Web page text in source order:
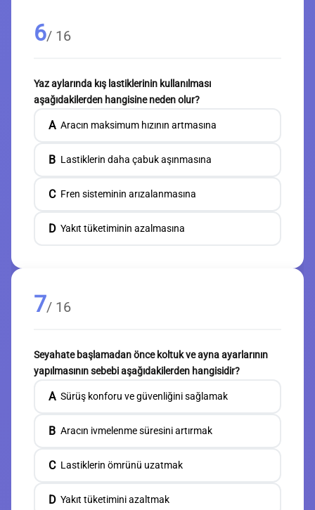
6/ 16
Yaz aylarında kış lastiklerinin kullanılması
aşağıdakilerden hangisine neden olur?
A Aracın maksimum hızının artmasına
B Lastiklerin daha çabuk aşınmasına
C Fren sisteminin arızalanmasına
D Yakıt tüketiminin azalmasına
7/ 16
Seyahate başlamadan önce koltuk ve ayna ayarlarının
yapılmasının sebebi aşağıdakilerden hangisidir?
A Sürüş konforu ve güvenliğini sağlamak
B Aracın ivmelenme süresini artırmak
C Lastiklerin ömrünü uzatmak
D Yakıt tüketimini azaltmak